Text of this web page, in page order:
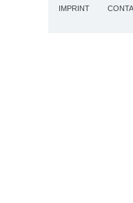
IMPRINT